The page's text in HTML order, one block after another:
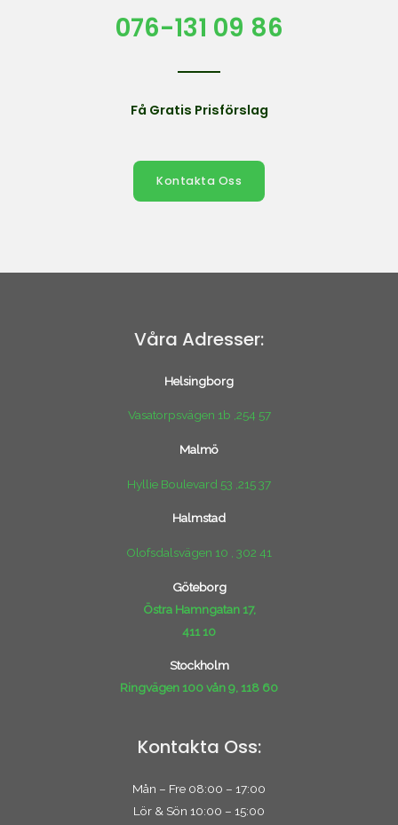
076-131 09 86
Få Gratis Prisförslag
Kontakta Oss
Våra Adresser:
Helsingborg
Vasatorpsvägen 1b ,254 57
Malmö
Hyllie Boulevard 53 ,215 37
Halmstad
Olofsdalsvägen 10 , 302 41
Göteborg
Östra Hamngatan 17,
411 10
Stockholm
Ringvägen 100 vån 9, 118 60
Kontakta Oss:
Mån – Fre 08:00 – 17:00
Lör & Sön 10:00 – 15:00